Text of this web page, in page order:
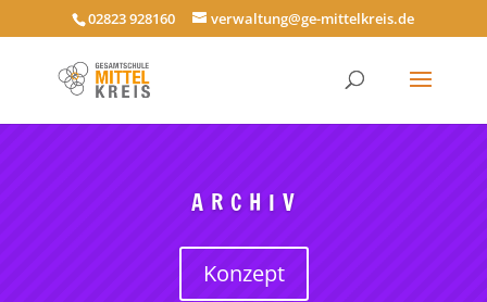
02823 928160 verwaltung@ge-mittelkreis.de
A R C H I V
Konzept